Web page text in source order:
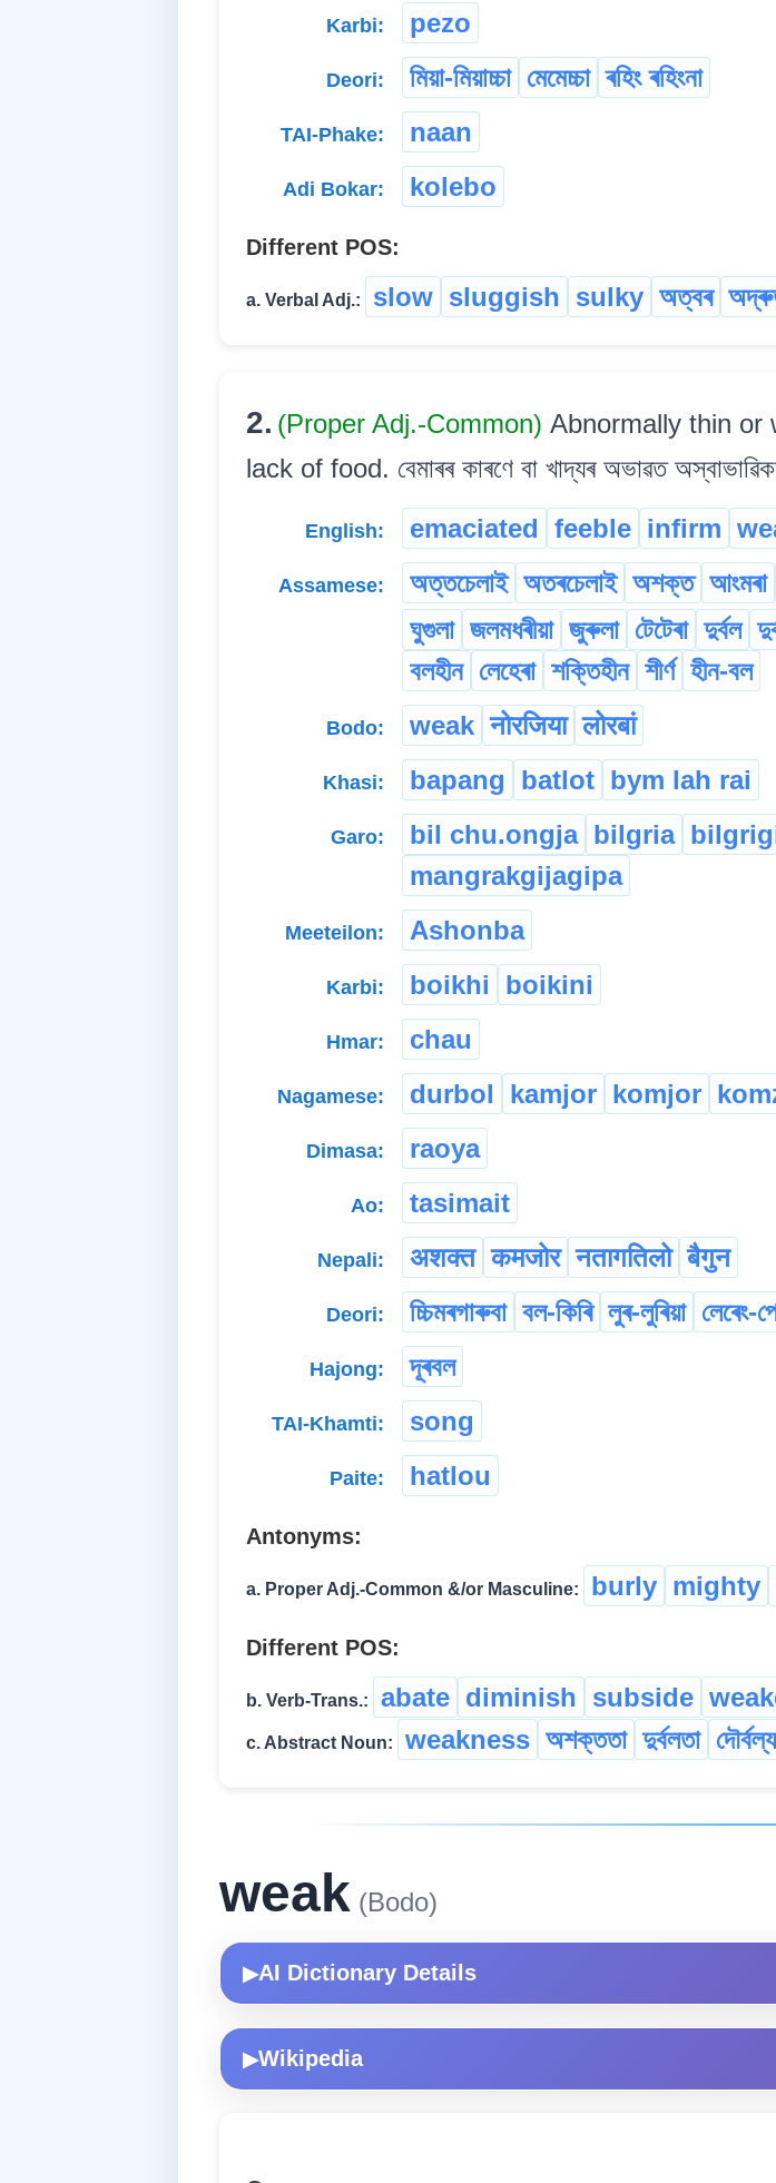
Karbi: pezo
Deori: মিয়া-মিয়াচ্চা মেমেচ্চা ৰহিং ৰহিংনা
TAI-Phake: naan
Adi Bokar: kolebo
Different POS:
a. Verbal Adj.: slow sluggish sulky অত্বৰ
2. (Proper Adj.-Common) Abnormally thin or
lack of food. বেমাৰৰ কাৰণে বা খাদ্যৰ অভাৱত
English: emaciated feeble infirm
Assamese: অত্তচেলাই অতৰচেলাই অশক্ত আংমৰা
ঘুগুলা জলমধৰীয়া জুৰুলা টেটেৰা দুৰ্বল
বলহীন লেহেৰা শক্তিহীন শীৰ্ণ হীন-বল
Bodo: weak नोरजिया लोरबां
Khasi: bapang batlot bym lah rai
Garo: bil chu.ongja bilgria
mangrakgijagipa
Meeteilon: Ashonba
Karbi: boikhi boikini
Hmar: chau
Nagamese: durbol kamjor komjor
Dimasa: raoya
Ao: tasimait
Nepali: अशक्त कमजोर नतागतिलो बैगुन
Deori: চ্চিমৰগাৰুবা বল-কিৰি লুৰ-লুৰিয়া লেৰেং-
Hajong: দূৰবল
TAI-Khamti: song
Paite: hatlou
Antonyms:
a. Proper Adj.-Common &/or Masculine: burly mighty
Different POS:
b. Verb-Trans.: abate diminish subside
c. Abstract Noun: weakness অশক্ততা দুৰ্বলতা দৌৰ্বল্য
weak (Bodo)
▶AI Dictionary Details
▶Wikipedia